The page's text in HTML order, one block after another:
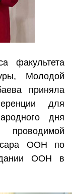
факультета
Молодой
приняла
для
дня
ООН по
ООН в